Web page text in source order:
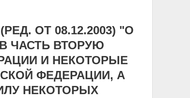
ОТ 08.12.2003) "О
ЧАСТЬ ВТОРУЮ
И НЕКОТОРЫЕ
ФЕДЕРАЦИИ, А
НЕКОТОРЫХ